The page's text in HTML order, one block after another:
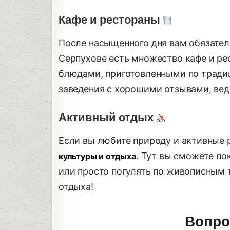
Кафе и рестораны
После насыщенного дня вам
Серпухове есть множество кафе и
блюдами, приготовленными по
заведения с хорошими отзывами,
Активный отдых
Если вы любите природу и активные
культуры и отдыха. Тут вы сможете
или просто погулять по живописным
отдыха!